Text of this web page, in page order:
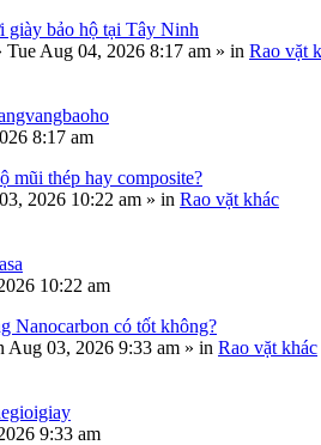
giày bảo hộ tại Tây Ninh
Tue Aug 04, 2026 8:17 am » in Rao vặt
8:17 am
mũi thép hay composite?
2026 10:22 am » in Rao vặt khác
10:22 am
Nanocarbon có tốt không?
Aug 03, 2026 9:33 am » in Rao vặt khác
9:33 am